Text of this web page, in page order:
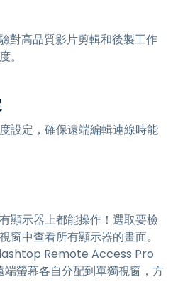
對高品質影片剪輯和後製工作
。
設定，確保遠端編輯連線時能
顯示器上都能操作！選取要檢
窗中查看所有顯示器的畫面。
Remote Access Pro
螢幕各自分配到單獨視窗，方